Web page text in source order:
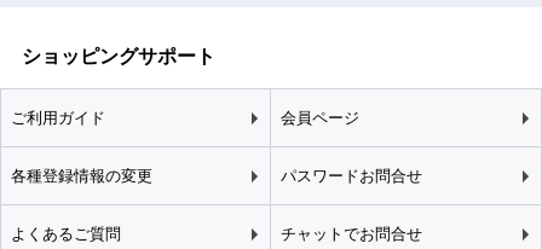
ショッピングサポート
ご利用ガイド 会員ページ
各種登録情報の変更 パスワードお問合せ
よくあるご質問 チャットでお問合せ